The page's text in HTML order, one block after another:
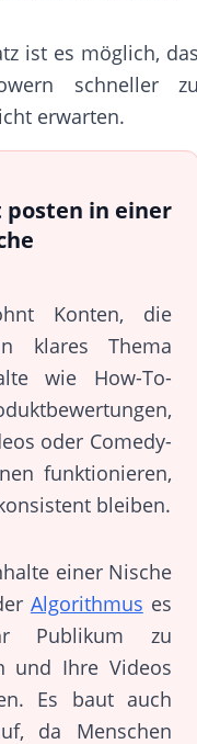
ist es möglich,
schneller
erwarten.
posten in einer
Konten, die
klares Thema
wie How-To-
oder Comedy-
funktionieren,
bleiben.
einer Nische
Algorithmus es
Publikum zu
und Ihre Videos
Es baut auch
da Menschen